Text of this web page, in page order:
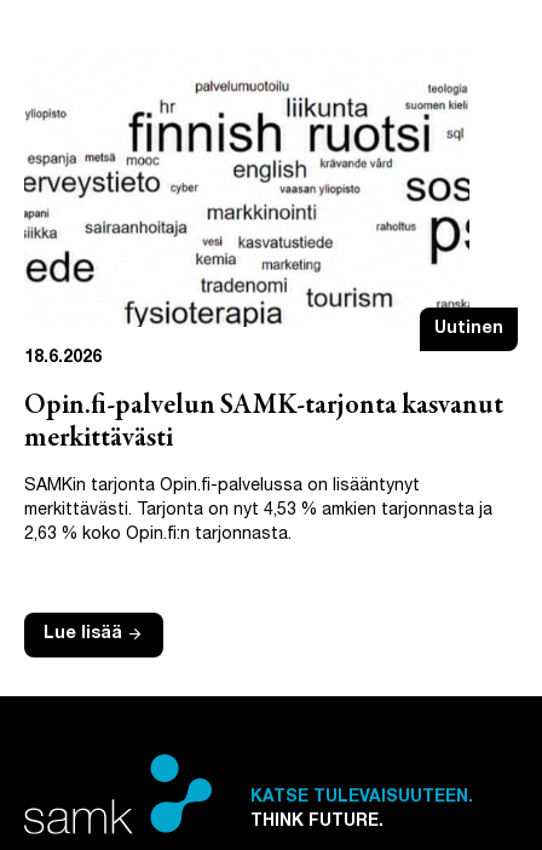
Uutinen
18.6.2026
Opin.fi-palvelun SAMK-tarjonta kasvanut
merkittävästi
SAMKin tarjonta Opin.fi-palvelussa on lisääntynyt
merkittävästi. Tarjonta on nyt 4,53 % amkien tarjonnasta ja
2,63 % koko Opin.fi:n tarjonnasta.
Lue lisää arrow_forward
KATSE TULEVAISUUTEEN.
THINK FUTURE.